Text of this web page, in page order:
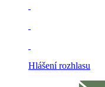
Hlášení rozhlasu